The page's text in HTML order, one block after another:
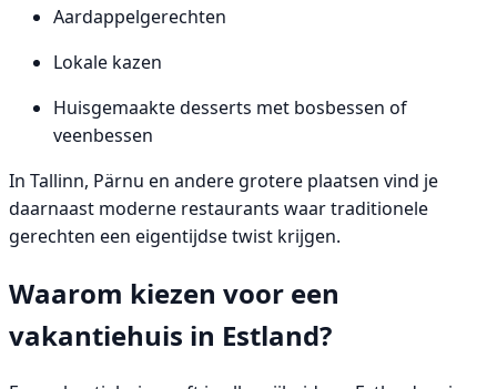
Aardappelgerechten
Lokale kazen
Huisgemaakte desserts met bosbessen of
veenbessen
In Tallinn, Pärnu en andere grotere plaatsen vind je
daarnaast moderne restaurants waar traditionele
gerechten een eigentijdse twist krijgen.
Waarom kiezen voor een
vakantiehuis in Estland?